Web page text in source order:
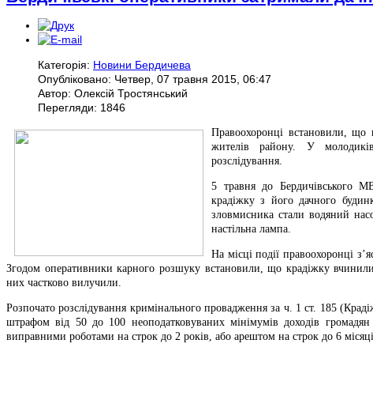
Категорія: Новини Бердичева
Опубліковано: Четвер, 07 травня 2015, 06:47
Автор: Олексій Тростянський
Перегляди: 1846
Правоохоронці встановили, що
жителів району. У
розслідування.
5 травня до Бердичівського
крадіжку з його дачного
зловмисника стали водяний
настільна лампа.
На місці події правоохоронці
Згодом оперативники карного розшуку встановили, що крадіжку
них частково вилучили.
Розпочато розслідування кримінального провадження за ч. 1 ст. 185
штрафом від 50 до 100 неоподатковуваних мінімумів доходів
виправними роботами на строк до 2 років, або арештом на строк до 6